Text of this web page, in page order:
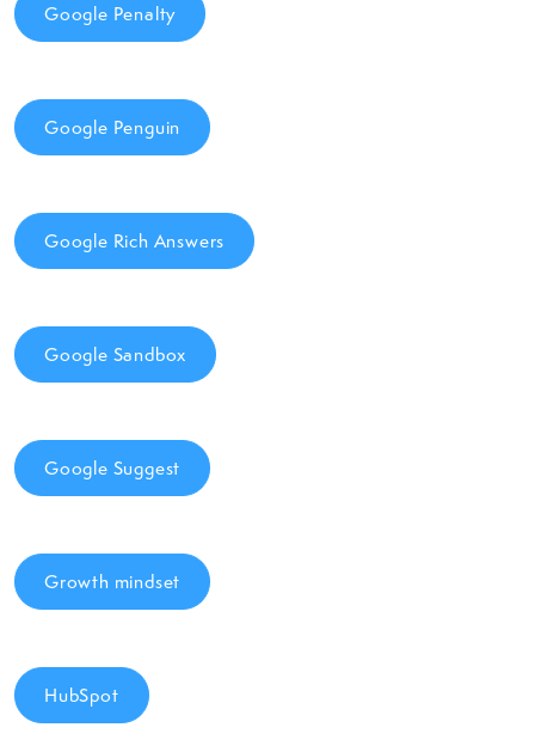
Google Penalty
Google Penguin
Google Rich Answers
Google Sandbox
Google Suggest
Growth mindset
HubSpot